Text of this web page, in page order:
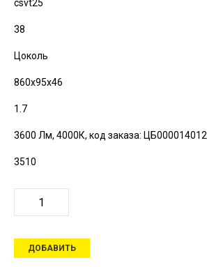
csvt25
38
Цоколь
860х95х46
1.7
3600 Лм, 4000К, код заказа: ЦБ000014012
3510
ДОБАВИТЬ